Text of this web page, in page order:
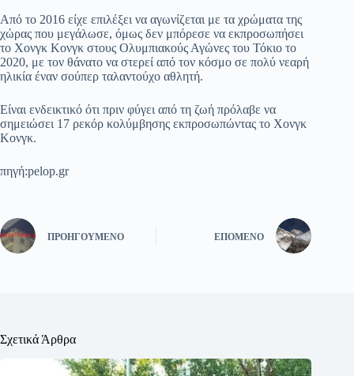
Από το 2016 είχε επιλέξει να αγωνίζεται με τα χρώματα της
χώρας που μεγάλωσε, όμως δεν μπόρεσε να εκπροσωπήσει
το Χονγκ Κονγκ στους Ολυμπιακούς Αγώνες του Τόκιο το
2020, με τον θάνατο να στερεί από τον κόσμο σε πολύ νεαρή
ηλικία έναν σούπερ ταλαντούχο αθλητή.
Είναι ενδεικτικό ότι πριν φύγει από τη ζωή πρόλαβε να
σημειώσει 17 ρεκόρ κολύμβησης εκπροσωπώντας το Χονγκ
Κονγκ.
πηγή:pelop.gr
ΠΡΟΗΓΟΎΜΕΝΟ ΕΠΌΜΕΝΟ
Σχετικά Άρθρα